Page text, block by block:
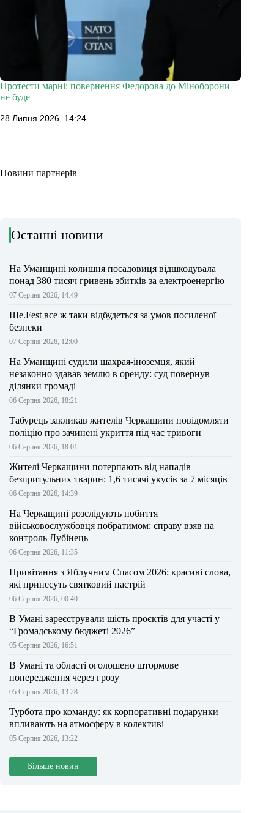
Протести марні: повернення Федорова до Міноборони
не буде
28 Липня 2026, 14:24
Новини партнерів
Останні новини
На Уманщині колишня посадовиця відшкодувала
понад 380 тисяч гривень збитків за електроенергію
07 Серпня 2026, 14:49
Ше.Fest все ж таки відбудеться за умов посиленої
безпеки
07 Серпня 2026, 12:00
На Уманщині судили шахрая-іноземця, який
незаконно здавав землю в оренду: суд повернув
ділянки громаді
06 Серпня 2026, 18:21
Табурець закликав жителів Черкащини повідомляти
поліцію про зачинені укриття під час тривоги
06 Серпня 2026, 18:01
Жителі Черкащини потерпають від нападів
безпритульних тварин: 1,6 тисячі укусів за 7 місяців
06 Серпня 2026, 14:39
На Черкащині розслідують побиття
військовослужбовця побратимом: справу взяв на
контроль Лубінець
06 Серпня 2026, 11:35
Привітання з Яблучним Спасом 2026: красиві слова,
які принесуть святковий настрій
06 Серпня 2026, 00:40
В Умані зареєстрували шість проєктів для участі у
“Громадському бюджеті 2026”
05 Серпня 2026, 16:51
В Умані та області оголошено штормове
попередження через грозу
05 Серпня 2026, 13:28
Турбота про команду: як корпоративні подарунки
впливають на атмосферу в колективі
05 Серпня 2026, 13:22
Більше новин